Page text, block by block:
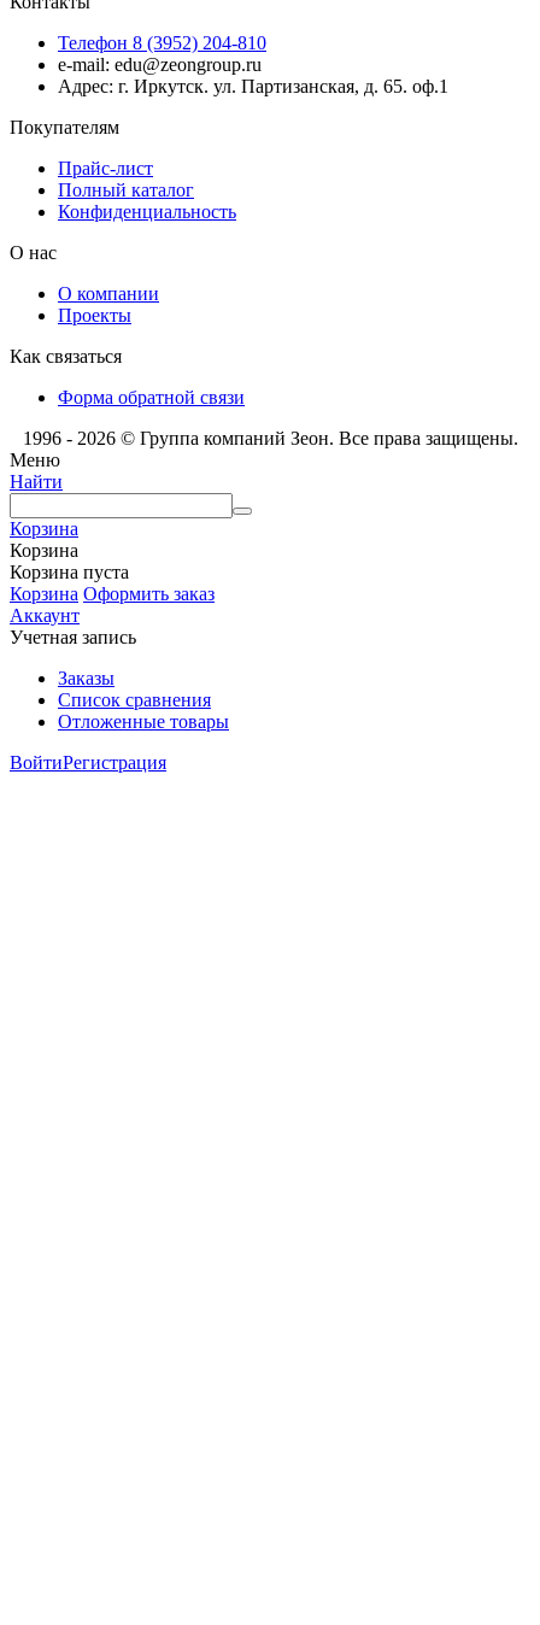
Телефон 8 (3952) 204-810
e-mail: edu@zeongroup.ru
Адрес: г. Иркутск. ул. Партизанская, д. 65. оф.1
Покупателям
Прайс-лист
Полный каталог
Конфиденциальность
О нас
О компании
Проекты
Как связаться
Форма обратной связи
1996 - 2026 © Группа компаний Зеон. Все права защищены.
Меню
Найти
Корзина
Корзина
Корзина пуста
Корзина Оформить заказ
Аккаунт
Учетная запись
Заказы
Список сравнения
Отложенные товары
ВойтиРегистрация